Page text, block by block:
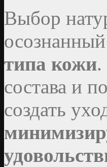
Выбор
типа кожи.
состава и
создать